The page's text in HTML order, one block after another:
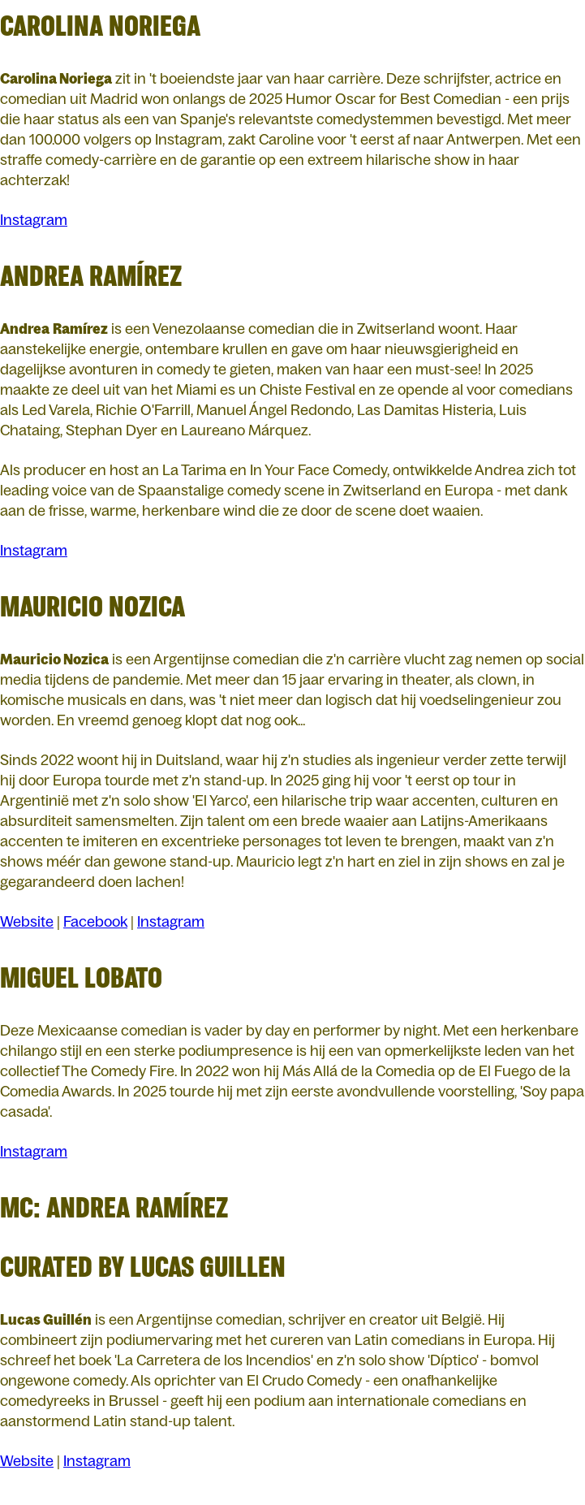
CAROLINA NORIEGA
Carolina Noriega zit in 't boeiendste jaar van haar carrière. Deze schrijfster, actrice en
comedian uit Madrid won onlangs de 2025 Humor Oscar for Best Comedian - een prijs
die haar status als een van Spanje's relevantste comedystemmen bevestigd. Met meer
dan 100.000 volgers op Instagram, zakt Caroline voor 't eerst af naar Antwerpen. Met een
straffe comedy-carrière en de garantie op een extreem hilarische show in haar
achterzak!
Instagram
ANDREA RAMÍREZ
Andrea Ramírez is een Venezolaanse comedian die in Zwitserland woont. Haar
aanstekelijke energie, ontembare krullen en gave om haar nieuwsgierigheid en
dagelijkse avonturen in comedy te gieten, maken van haar een must-see! In 2025
maakte ze deel uit van het Miami es un Chiste Festival en ze opende al voor comedians
als Led Varela, Richie O'Farrill, Manuel Ángel Redondo, Las Damitas Histeria, Luis
Chataing, Stephan Dyer en Laureano Márquez.
Als producer en host an La Tarima en In Your Face Comedy, ontwikkelde Andrea zich tot
leading voice van de Spaanstalige comedy scene in Zwitserland en Europa - met dank
aan de frisse, warme, herkenbare wind die ze door de scene doet waaien.
Instagram
MAURICIO NOZICA
Mauricio Nozica is een Argentijnse comedian die z'n carrière vlucht zag nemen op social
media tijdens de pandemie. Met meer dan 15 jaar ervaring in theater, als clown, in
komische musicals en dans, was 't niet meer dan logisch dat hij voedselingenieur zou
worden. En vreemd genoeg klopt dat nog ook...
Sinds 2022 woont hij in Duitsland, waar hij z'n studies als ingenieur verder zette terwijl
hij door Europa tourde met z'n stand-up. In 2025 ging hij voor 't eerst op tour in
Argentinië met z'n solo show 'El Yarco', een hilarische trip waar accenten, culturen en
absurditeit samensmelten. Zijn talent om een brede waaier aan Latijns-Amerikaans
accenten te imiteren en excentrieke personages tot leven te brengen, maakt van z'n
shows méér dan gewone stand-up. Mauricio legt z'n hart en ziel in zijn shows en zal je
gegarandeerd doen lachen!
Website Facebook| Instagram
MIGUEL LOBATO
Deze Mexicaanse comedian is vader by day en performer by night. Met een herkenbare
chilango stijl en een sterke podiumpresence is hij een van opmerkelijkste leden van het
collectief The Comedy Fire. In 2022 won hij Más Allá de la Comedia op de El Fuego de la
Comedia Awards. In 2025 tourde hij met zijn eerste avondvullende voorstelling, 'Soy papa
casada'.
Instagram
MC: ANDREA RAMÍREZ
CURATED BY LUCAS GUILLEN
Lucas Guillén is een Argentijnse comedian, schrijver en creator uit België. Hij
combineert zijn podiumervaring met het cureren van Latin comedians in Europa. Hij
schreef het boek 'La Carretera de los Incendios' en z'n solo show 'Díptico' - bomvol
ongewone comedy. Als oprichter van El Crudo Comedy - een onafhankelijke
comedyreeks in Brussel - geeft hij een podium aan internationale comedians en
aanstormend Latin stand-up talent.
Website Instagram